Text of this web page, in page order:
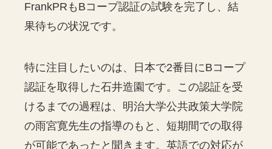
FrankPRもBコープ認証の試験を完了し、結
果待ちの状況です。
特に注目したいのは、日本で2番目にBコープ
認証を取得した石井造園です。この認証を受
けるまでの過程は、明治大学公共政策大学院
の雨宮寛先生の指導のもと、短期間での取得
が可能であったと聞きます。英語での対応が